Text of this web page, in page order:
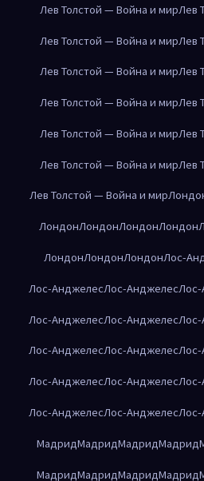
Лев Толстой — Война и мирЛев
Лев Толстой — Война и мирЛев
Лев Толстой — Война и мирЛев
Лев Толстой — Война и мирЛев
Лев Толстой — Война и мирЛев
Лев Толстой — Война и мирЛев
Лев Толстой — Война и мир
ЛондонЛондонЛондонЛондон
ЛондонЛондонЛондонЛос-
Лос-АнджелесЛос-Анджелес
Лос-АнджелесЛос-Анджелес
Лос-АнджелесЛос-Анджелес
Лос-АнджелесЛос-Анджелес
Лос-АнджелесЛос-Анджелес
МадридМадридМадридМадрид
МадридМадридМадридМадрид